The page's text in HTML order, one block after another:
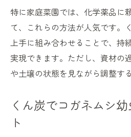
特に家庭菜園では、化学薬品に
て、これらの方法が人気です。
上手に組み合わせることで、持
実現できます。ただし、資材の
や土壌の状態を見ながら調整す
くん炭でコガネムシ
ト